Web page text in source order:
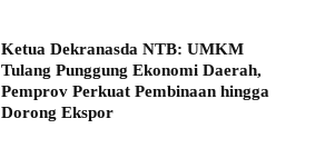
Ketua Dekranasda NTB: UMKM
Tulang Punggung Ekonomi Daerah,
Pemprov Perkuat Pembinaan hingga
Dorong Ekspor